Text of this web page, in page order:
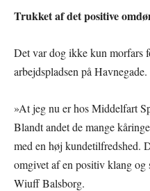
Trukket af det positive
Det var dog ikke kun morfars
arbejdspladsen på Havnegade.
»At jeg nu er hos Middelfart
Blandt andet de mange
med en høj kundetilfredshed.
omgivet af en positiv klang og
Wiuff Balsborg.